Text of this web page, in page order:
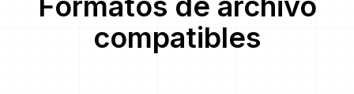
compatibles